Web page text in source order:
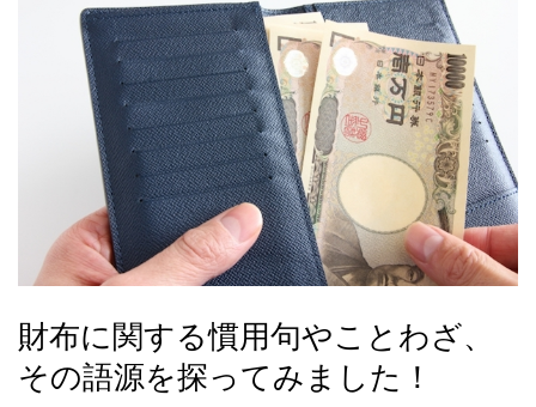
財布に関する慣用句やことわざ、
その語源を探ってみました！